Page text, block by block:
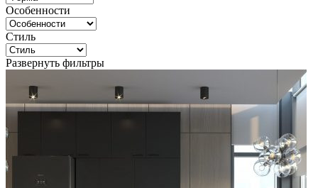
Особенности
Стиль
Развернуть фильтры